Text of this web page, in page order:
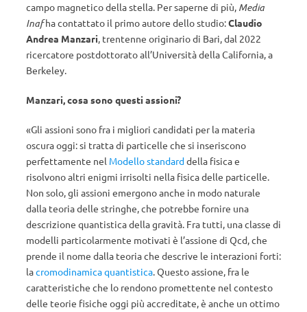
campo magnetico della stella. Per saperne di più, Media
Inafha contattato il primo autore dello studio:Claudio
Andrea Manzari, trentenne originario di Bari, dal 2022
ricercatore postdottorato all’Università della California, a
Berkeley.
Manzari, cosa sono questi assioni?
«Gli assioni sono fra i migliori candidati per la materia
oscura oggi: si tratta di particelle che si inseriscono
perfettamente nel Modello standarddella fisica e
risolvono altri enigmi irrisolti nella fisica delle particelle.
Non solo, gli assioni emergono anche in modo naturale
dalla teoria delle stringhe, che potrebbe fornire una
descrizione quantistica della gravità. Fra tutti, una classe di
modelli particolarmente motivati è l’assione di Qcd, che
prende il nome dalla teoria che descrive le interazioni forti:
lacromodinamica quantistica. Questo assione, fra le
caratteristiche che lo rendono promettente nel contesto
delle teorie fisiche oggi più accreditate, è anche un ottimo